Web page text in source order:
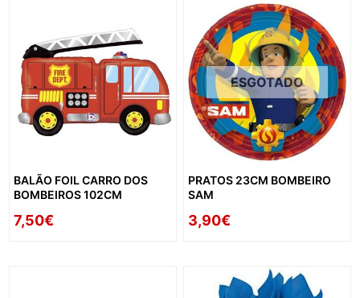
BALÃO FOIL CARRO DOS
BOMBEIROS 102CM
7,50€
ESGOTADO
PRATOS 23CM BOMBEIRO
SAM
3,90€